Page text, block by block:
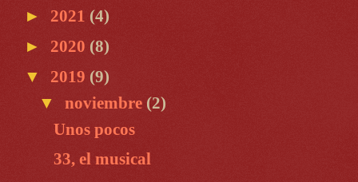
► 2021 (4)
► 2020 (8)
▼ 2019 (9)
▼ noviembre (2)
Unos pocos
33, el musical